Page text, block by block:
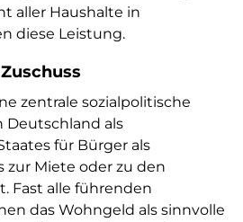
aller Haushalte in
diese Leistung.
zentrale sozialpolitische
Deutschland als
für Bürger als
zur Miete oder zu den
Fast alle führenden
das Wohngeld als sinnvolle